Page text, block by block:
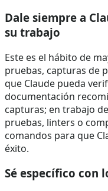
Dale siempre a
su trabajo
Este es el hábito de
pruebas, capturas de
que Claude pueda
documentación
capturas; en trabajo
pruebas, linters o
comandos para que
éxito.
Sé específico con